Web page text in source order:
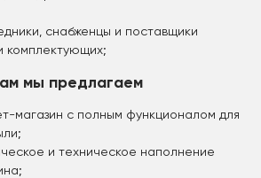
снабженцы и поставщики
комплектующих;
мы предлагаем
магазин с полным функционалом для
и техническое наполнение